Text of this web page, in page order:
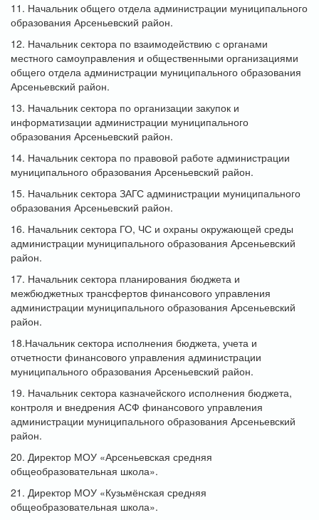
11. Начальник общего отдела администрации муниципального
образования Арсеньевский район.
12. Начальник сектора по взаимодействию с органами
местного самоуправления и общественными организациями
общего отдела администрации муниципального образования
Арсеньевский район.
13. Начальник сектора по организации закупок и
информатизации администрации муниципального
образования Арсеньевский район.
14. Начальник сектора по правовой работе администрации
муниципального образования Арсеньевский район.
15. Начальник сектора ЗАГС администрации муниципального
образования Арсеньевский район.
16. Начальник сектора ГО, ЧС и охраны окружающей среды
администрации муниципального образования Арсеньевский
район.
17. Начальник сектора планирования бюджета и
межбюджетных трансфертов финансового управления
администрации муниципального образования Арсеньевский
район.
18.Начальник сектора исполнения бюджета, учета и
отчетности финансового управления администрации
муниципального образования Арсеньевский район.
19. Начальник сектора казначейского исполнения бюджета,
контроля и внедрения АСФ финансового управления
администрации муниципального образования Арсеньевский
район.
20. Директор МОУ «Арсеньевская средняя
общеобразовательная школа».
21. Директор МОУ «Кузьмёнская средняя
общеобразовательная школа».